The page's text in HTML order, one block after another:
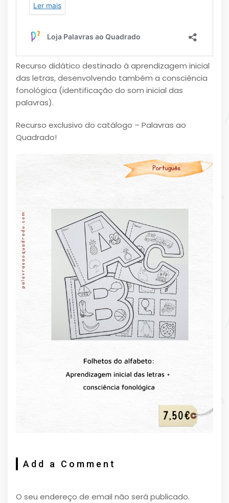
Recurso didático destinado à aprendizagem inicial
das letras, desenvolvendo também a consciência
fonológica (identificação do som inicial das
palavras).
Recurso exclusivo do catálogo – Palavras ao
Quadrado!
Add a Comment
O seu endereço de email não será publicado.